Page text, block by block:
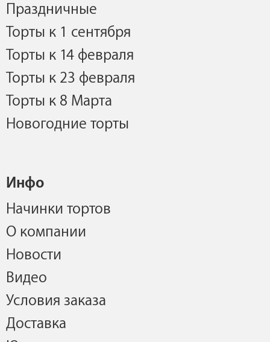
Праздничные
Торты к 1 сентября
Торты к 14 февраля
Торты к 23 февраля
Торты к 8 Марта
Новогодние торты
Инфо
Начинки тортов
О компании
Новости
Видео
Условия заказа
Доставка